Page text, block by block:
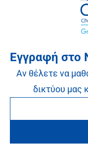
Εγγραφή στο
Αν θέλετε να
δικτύου μας